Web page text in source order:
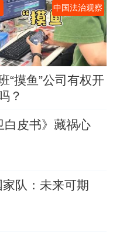
中国法治观察
班“摸鱼”公司有权开
？
白皮书》藏祸心
队：未来可期